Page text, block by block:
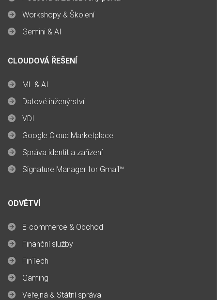
Workshopy & Školení
Gemini & AI
CLOUDOVÁ ŘEŠENÍ
ML & AI
Datové inženýrství
VDI
Google Cloud Marketplace
Správa identit a zařízení
Signature Manager for Gmail™
ODVĚTVÍ
E-commerce & Obchod
Finanční služby
FinTech
Gaming
Veřejná & Státní správa